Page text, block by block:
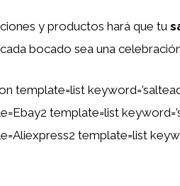
y productos hará que tu
bocado sea una
template=list
template=list
template=list